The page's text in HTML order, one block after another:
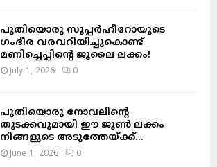
പുതിയൊരു സൂപ്പർഹീറോയുടെ
ഗംഭീര വരവറിയിച്ചുകൊണ്ട്
മണിച്ചെപ്പിന്റെ ജൂലൈ ലക്കം!
July 1, 2026 0
പുതിയൊരു നോവലിന്റെ
തുടക്കവുമായി ഈ ജൂൺ ലക്കം
നിങ്ങളുടെ അടുത്തേയ്ക്ക്…
June 1, 2026 0